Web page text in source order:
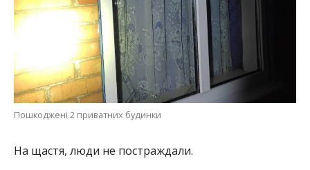
Пошкоджені 2 приватних будинки
На щастя, люди не постраждали.